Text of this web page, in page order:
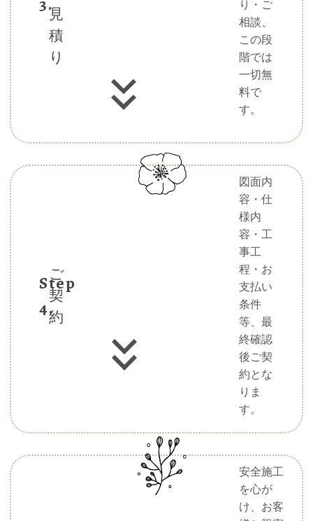
見
積
り
り・ご
相談、
この段
階では
一切無
料で
す。
Step
4.
ご
契
約
図面内
容・仕
様内
容・工
事工
程・お
支払い
条件
等、最
終確認
後ご契
約とな
りま
す。
安全施工
を心が
け、お客